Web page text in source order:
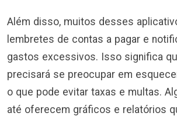
Além disso, muitos desses
lembretes de contas a pagar e
gastos excessivos. Isso significa
precisará se preocupar em
o que pode evitar taxas e multas.
até oferecem gráficos e relatórios